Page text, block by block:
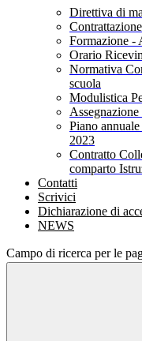
Direttiva di
Formazione -
Orario
Normativa
scuola
Modulistica
Piano
2023
Contratto
comparto
Contatti
Scrivici
Dichiarazione di
NEWS
Campo di ricerca per le